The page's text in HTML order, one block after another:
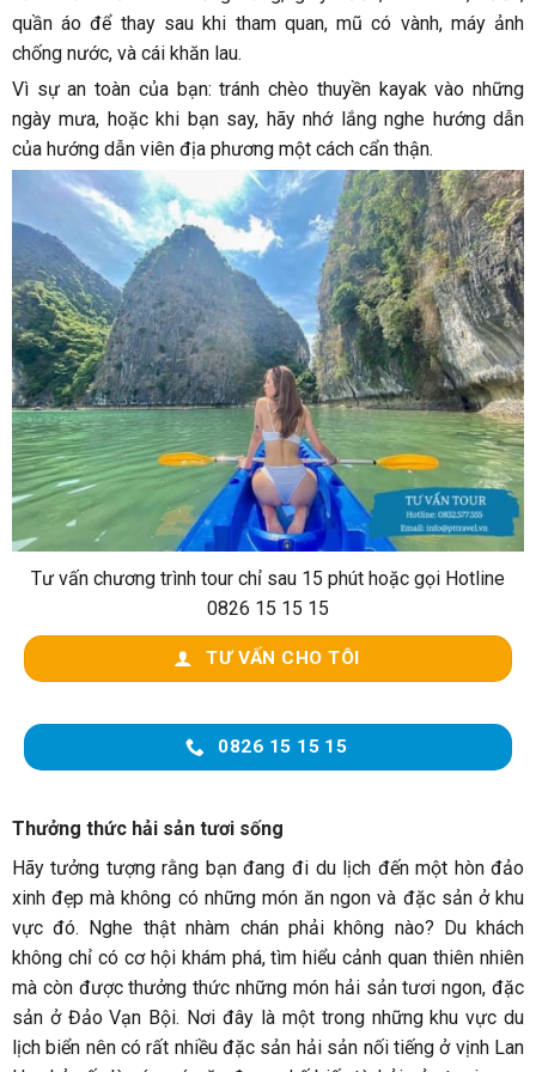
quần áo để thay sau khi tham quan, mũ có vành, máy ảnh
chống nước, và cái khăn lau.
Vì sự an toàn của bạn: tránh chèo thuyền kayak vào những
ngày mưa, hoặc khi bạn say, hãy nhớ lắng nghe hướng dẫn
của hướng dẫn viên địa phương một cách cẩn thận.
Tư vấn chương trình tour chỉ sau 15 phút hoặc gọi Hotline
0826 15 15 15
TƯ VẤN CHO TÔI
0826 15 15 15
Thưởng thức hải sản tươi sống
Hãy tưởng tượng rằng bạn đang đi du lịch đến một hòn đảo
xinh đẹp mà không có những món ăn ngon và đặc sản ở khu
vực đó. Nghe thật nhàm chán phải không nào? Du khách
không chỉ có cơ hội khám phá, tìm hiểu cảnh quan thiên nhiên
mà còn được thưởng thức những món hải sản tươi ngon, đặc
sản ở Đảo Vạn Bội. Nơi đây là một trong những khu vực du
lịch biển nên có rất nhiều đặc sản hải sản nối tiếng ở vịnh Lan